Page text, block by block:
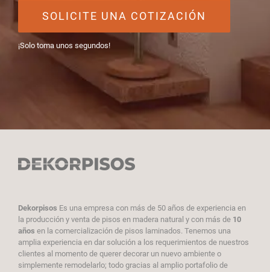
SOLICITE UNA COTIZACIÓN
¡Solo toma unos segundos!
Dekorpisos Es una empresa con más de 50 años de experiencia en
la producción y venta de pisos en madera natural y con más de 10
años en la comercialización de pisos laminados. Tenemos una
amplia experiencia en dar solución a los requerimientos de nuestros
clientes al momento de querer decorar un nuevo ambiente o
simplemente remodelarlo; todo gracias al amplio portafolio de